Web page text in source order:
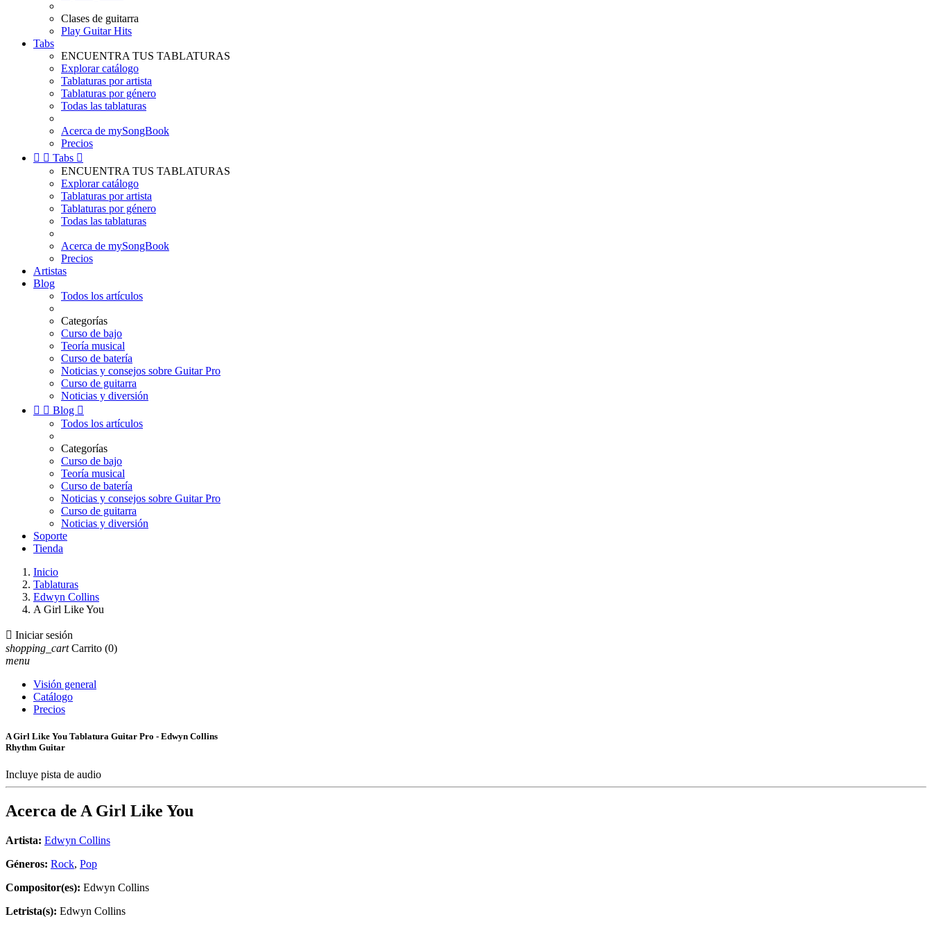
Clases de guitarra
Play Guitar Hits
Tabs
ENCUENTRA TUS TABLATURAS
Explorar catálogo
Tablaturas por artista
Tablaturas por género
Todas las tablaturas
Acerca de mySongBook
Precios
  Tabs 
ENCUENTRA TUS TABLATURAS
Explorar catálogo
Tablaturas por artista
Tablaturas por género
Todas las tablaturas
Acerca de mySongBook
Precios
Artistas
Blog
Todos los artículos
Categorías
Curso de bajo
Teoría musical
Curso de batería
Noticias y consejos sobre Guitar Pro
Curso de guitarra
Noticias y diversión
  Blog 
Todos los artículos
Categorías
Curso de bajo
Teoría musical
Curso de batería
Noticias y consejos sobre Guitar Pro
Curso de guitarra
Noticias y diversión
Soporte
Tienda
Inicio
Tablaturas
Edwyn Collins
A Girl Like You
 Iniciar sesión
shopping_cart Carrito (0)
menu
Visión general
Catálogo
Precios
A Girl Like You Tablatura Guitar Pro - Edwyn Collins
Rhythm Guitar
Incluye pista de audio
Acerca de A Girl Like You
Artista: Edwyn Collins
Géneros: Rock, Pop
Compositor(es): Edwyn Collins
Letrista(s): Edwyn Collins